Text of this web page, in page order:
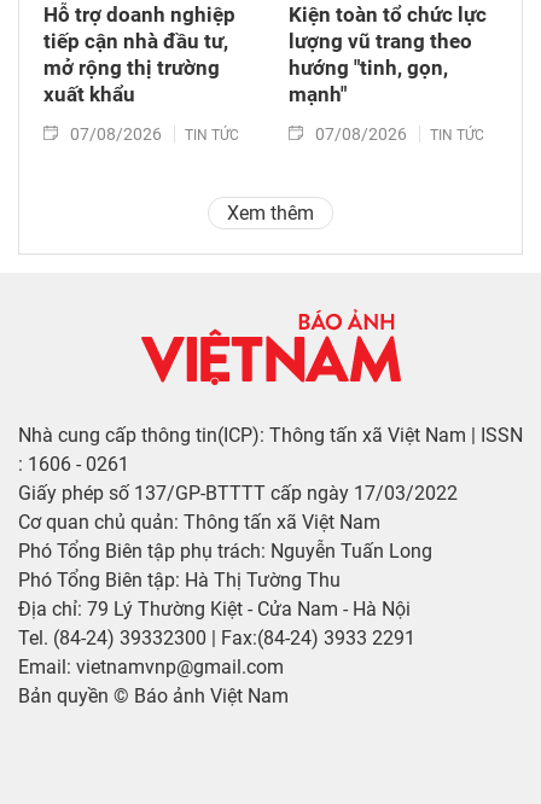
Hỗ trợ doanh nghiệp
tiếp cận nhà đầu tư,
mở rộng thị trường
xuất khẩu
07/08/2026 TIN TỨC
Kiện toàn tổ chức lực
lượng vũ trang theo
hướng "tinh, gọn,
mạnh"
07/08/2026 TIN TỨC
Xem thêm
Nhà cung cấp thông tin(ICP): Thông tấn xã Việt Nam | ISSN
: 1606 - 0261
Giấy phép số 137/GP-BTTTT cấp ngày 17/03/2022
Cơ quan chủ quản: Thông tấn xã Việt Nam
Phó Tổng Biên tập phụ trách: Nguyễn Tuấn Long
Phó Tổng Biên tập: Hà Thị Tường Thu
Địa chỉ: 79 Lý Thường Kiệt - Cửa Nam - Hà Nội
Tel. (84-24) 39332300 | Fax:(84-24) 3933 2291
Email: vietnamvnp@gmail.com
Bản quyền © Báo ảnh Việt Nam